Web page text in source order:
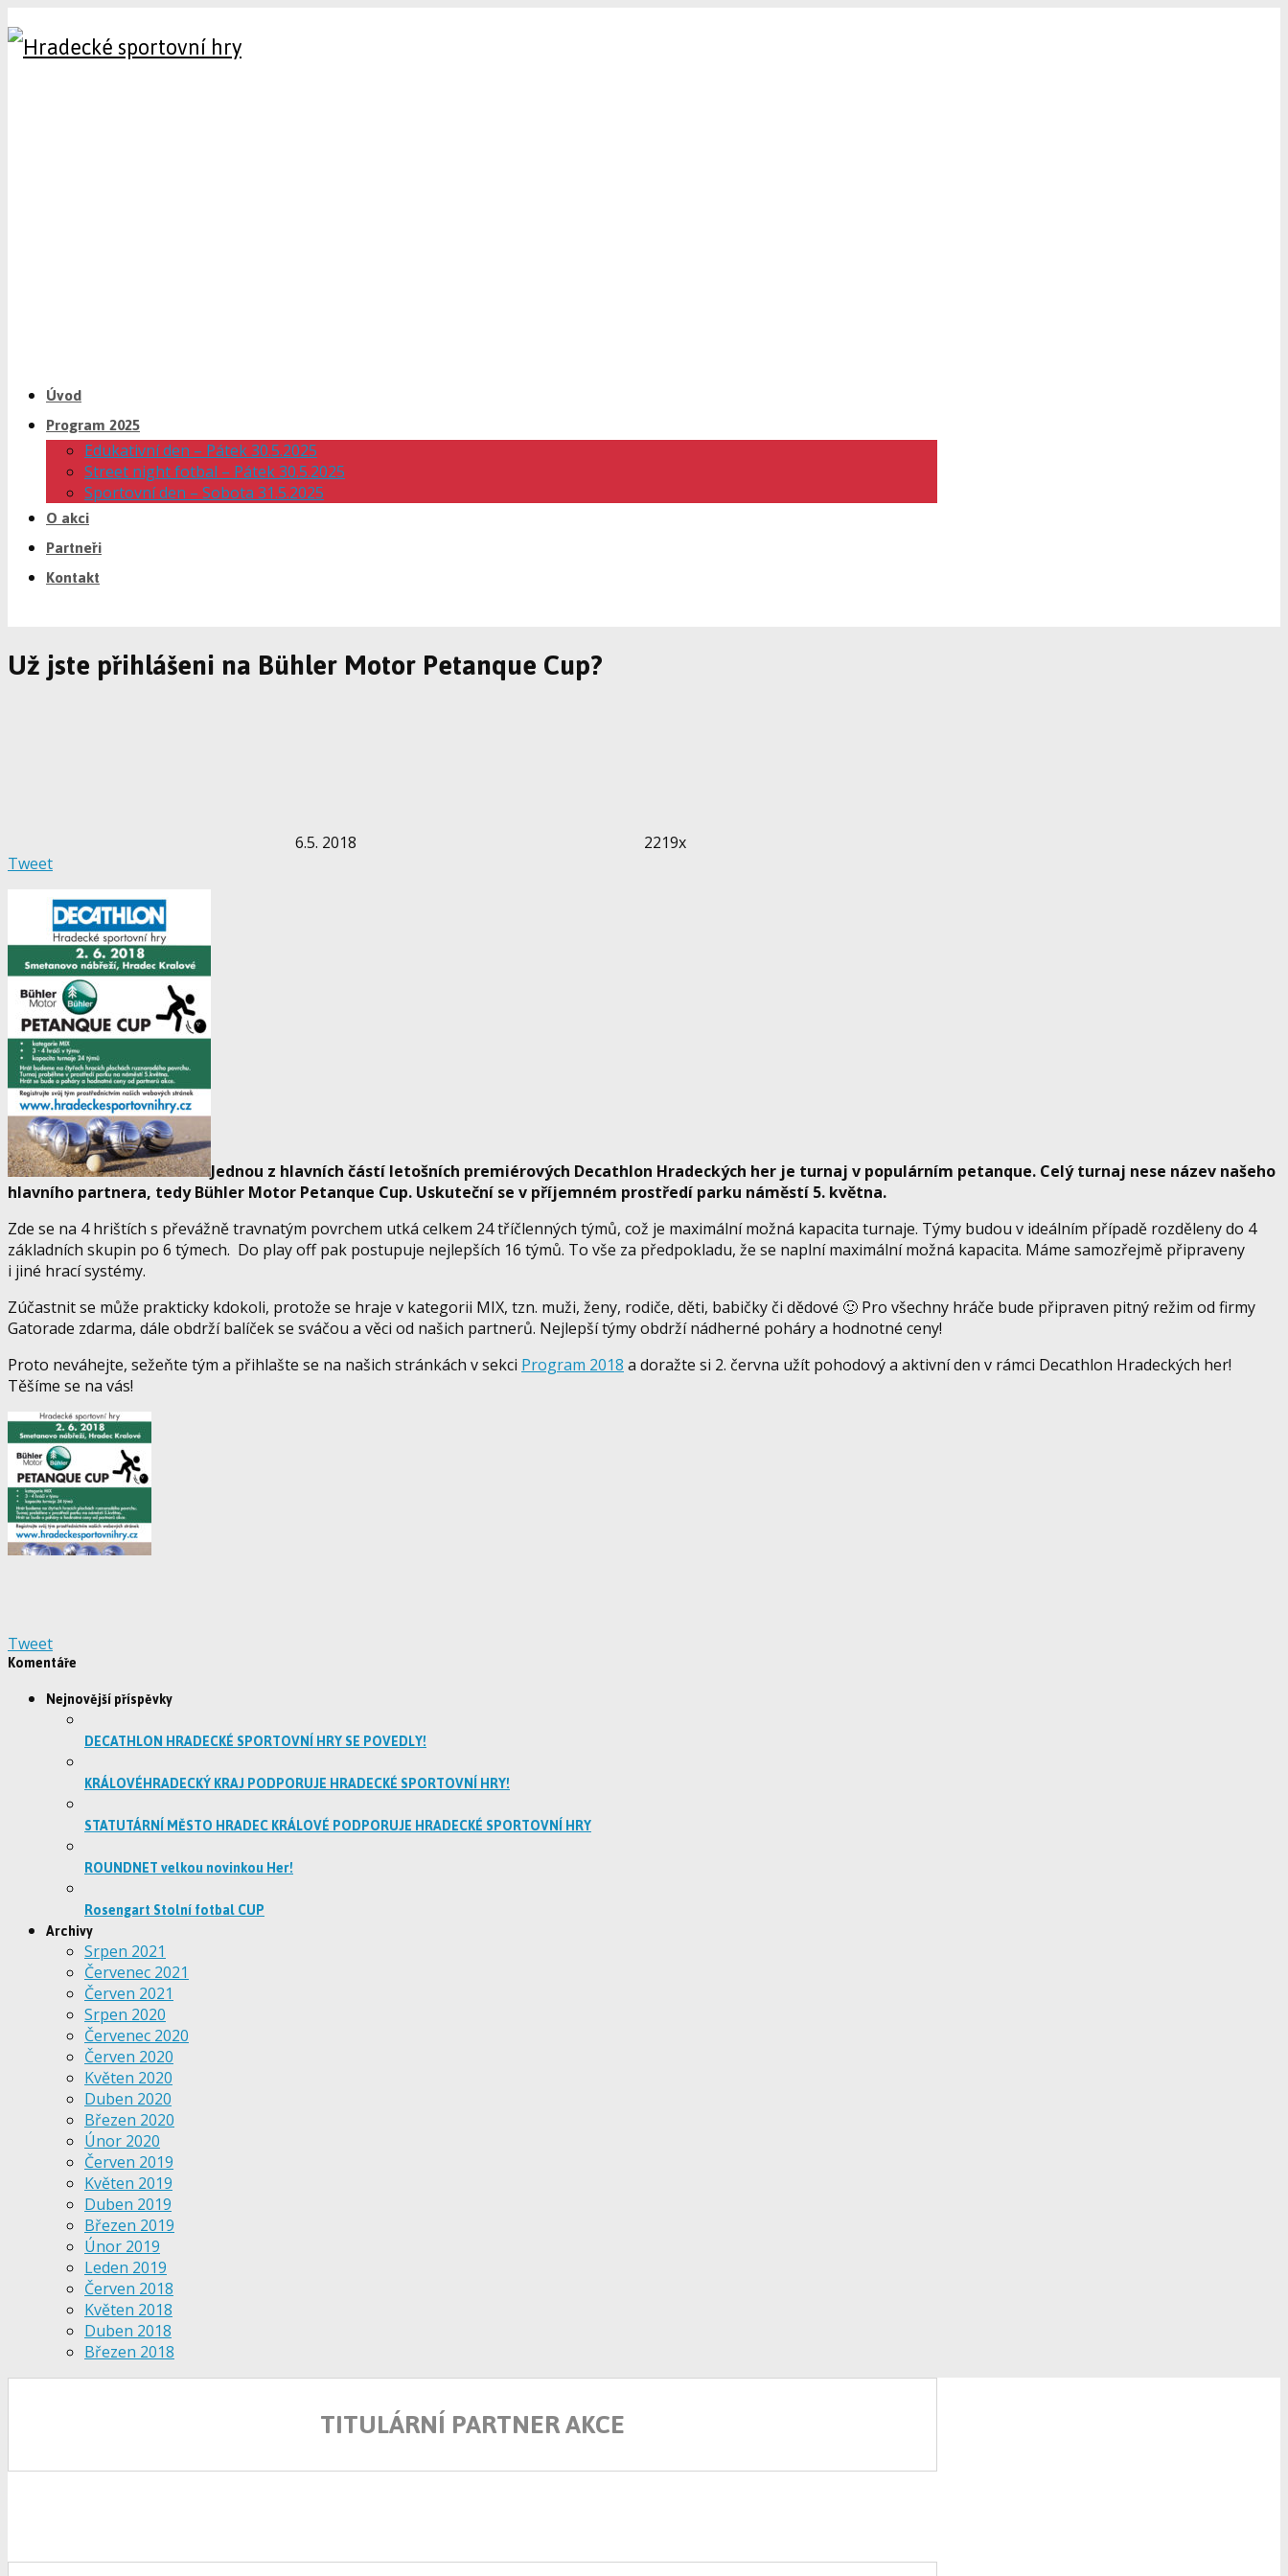
Úvod
Program 2025
Edukativní den – Pátek 30.5.2025
Street night fotbal – Pátek 30.5.2025
Sportovní den – Sobota 31.5.2025
O akci
Partneři
Kontakt
Už jste přihlášeni na Bühler Motor Petanque Cup?
6.5. 2018
2219x
Tweet
Jednou z hlavních částí letošních premiérových Decathlon Hradeckých her je turnaj v populárním petanque. Celý turnaj nese název našeho
hlavního partnera, tedy Bühler Motor Petanque Cup. Uskuteční se v příjemném prostředí parku náměstí 5. května.
Zde se na 4 hrištích s převážně travnatým povrchem utká celkem 24 tříčlenných týmů, což je maximální možná kapacita turnaje. Týmy budou v ideálním případě rozděleny do 4
základních skupin po 6 týmech. Do play off pak postupuje nejlepších 16 týmů. To vše za předpokladu, že se naplní maximální možná kapacita. Máme samozřejmě připraveny
i jiné hrací systémy.
Zúčastnit se může prakticky kdokoli, protože se hraje v kategorii MIX, tzn. muži, ženy, rodiče, děti, babičky či dědové 🙂 Pro všechny hráče bude připraven pitný režim od firmy
Gatorade zdarma, dále obdrží balíček se sváčou a věci od našich partnerů. Nejlepší týmy obdrží nádherné poháry a hodnotné ceny!
Proto neváhejte, sežeňte tým a přihlašte se na našich stránkách v sekci Program 2018 a doražte si 2. června užít pohodový a aktivní den v rámci Decathlon Hradeckých her!
Těšíme se na vás!
Tweet
Komentáře
Nejnovější příspěvky
DECATHLON HRADECKÉ SPORTOVNÍ HRY SE POVEDLY!
KRÁLOVÉHRADECKÝ KRAJ PODPORUJE HRADECKÉ SPORTOVNÍ HRY!
STATUTÁRNÍ MĚSTO HRADEC KRÁLOVÉ PODPORUJE HRADECKÉ SPORTOVNÍ HRY
ROUNDNET velkou novinkou Her!
Rosengart Stolní fotbal CUP
Archivy
Srpen 2021
Červenec 2021
Červen 2021
Srpen 2020
Červenec 2020
Červen 2020
Květen 2020
Duben 2020
Březen 2020
Únor 2020
Červen 2019
Květen 2019
Duben 2019
Březen 2019
Únor 2019
Leden 2019
Červen 2018
Květen 2018
Duben 2018
Březen 2018
TITULÁRNÍ PARTNER AKCE